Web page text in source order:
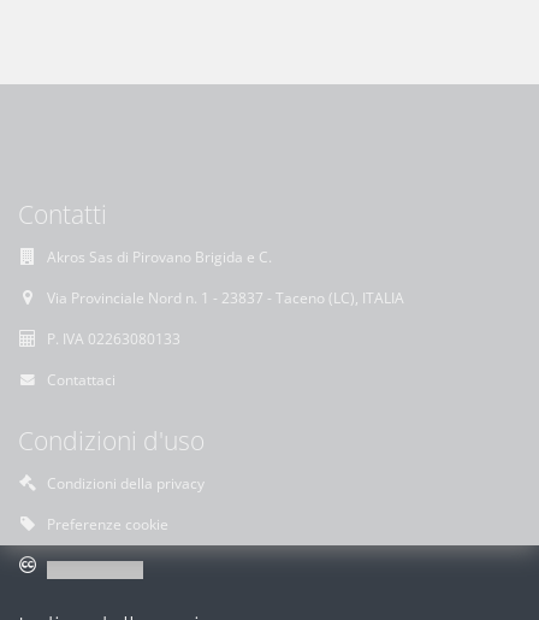
Contatti
Akros Sas di Pirovano Brigida e C.
Via Provinciale Nord n. 1 - 23837 - Taceno (LC), ITALIA
P. IVA 02263080133
Contattaci
Condizioni d'uso
Condizioni della privacy
Preferenze cookie